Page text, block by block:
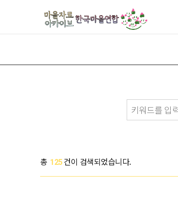
총 125건이 검색되었습니다.